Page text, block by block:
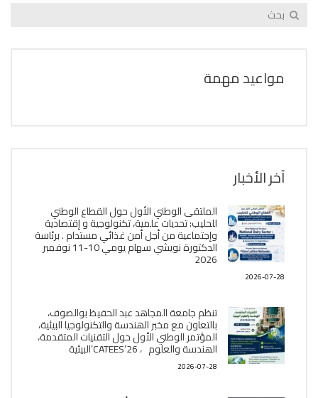
مواعيد مهمة
آخر الأخبار
الملتقى الوطني الأول حول القطاع الوطني
للحليب: تحديات علمية، تكنولوجية و إقتصادية
وإجتماعية من أجل أمن غذائي مستدام . برئاسة
الدكتورة نويشي سهام يومي 10-11 نوفمبر
2026
2026-07-28
تنظم جامعة المجاهد عبد الحفيظ بوالصوف،
بالتعاون مع مخبر الھندسة والتكنولوجيا البیئیة،
المؤتمر الوطني الأول حول التقنيات المتقدمة،
الھندسة والعلوم ، CATEES’26’البیئية
2026-07-28